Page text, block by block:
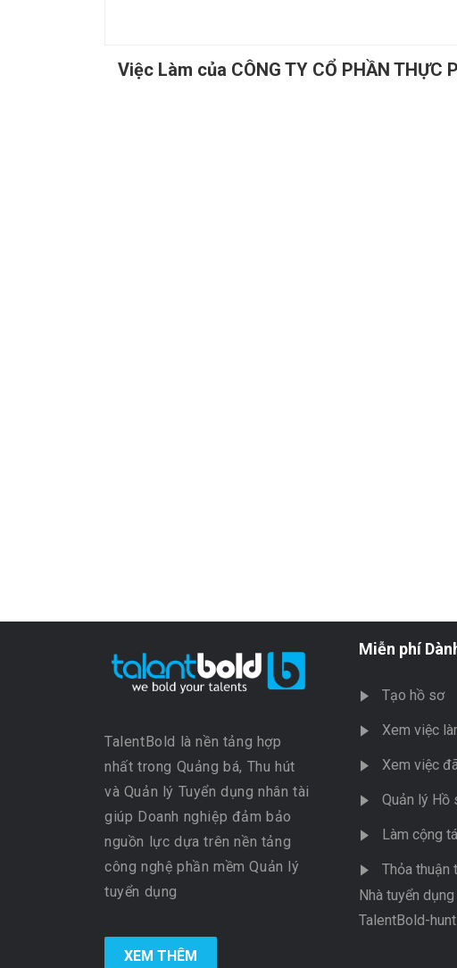
Việc Làm của CÔNG TY CỔ PHẦN THỰC
TalentBold là nền tảng hợp
nhất trong Quảng bá, Thu hút
và Quản lý Tuyển dụng nhân tài
giúp Doanh nghiệp đảm bảo
nguồn lực dựa trên nền tảng
công nghệ phần mềm Quản lý
tuyển dụng
XEM THÊM
Miễn phí
Tạo hồ sơ
Xem việc
Xem việc
Quản lý Hồ
Làm cộng
Thỏa thuận
Nhà tuyển
TalentBold-